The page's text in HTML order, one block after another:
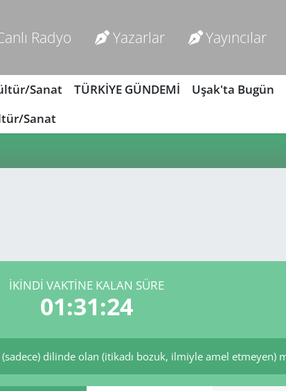
Radyo Yazarlar Yayıncılar
Sanat TÜRKİYE GÜNDEMİ Uşak'ta Bugün
Sanat
İKINDI VAKTİNE KALAN SÜRE
01:31:24
dilinde olan (itikadı bozuk, ilmiyle amel etmeyen)